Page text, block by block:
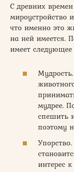
С древних
мироустройство
что именно это
на ней имеется.
имеет следующее
мудрее.
спешить
поэтому
интерес